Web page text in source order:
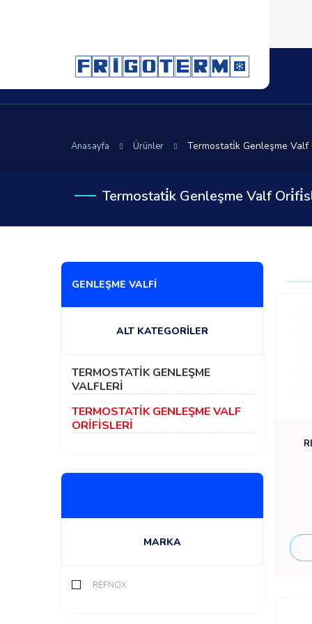
Anasayfa Ürünler Termostati̇k Genleşme
Termostati̇k Genleşme Valf
GENLEŞME VALFİ
ALT KATEGORİLER
TERMOSTATİK GENLEŞME
VALFLERİ
TERMOSTATİK GENLEŞME VALF
ORİFİSLERİ
MARKA
REFNOX